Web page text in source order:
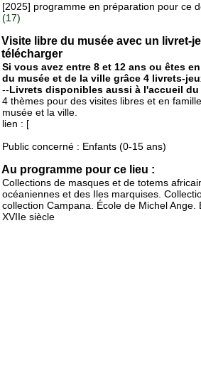
[2025] programme en préparation pour ce
(17)
Visite libre du musée avec un livret-
télécharger
Si vous avez entre 8 et 12 ans ou êtes
du musée et de la ville grâce 4 livrets-
--Livrets disponibles aussi à l'accueil du
4 thèmes pour des visites libres et en
musée et la ville.
lien : [
Public concerné : Enfants (0-15 ans)
Au programme pour ce lieu :
Collections de masques et de totems
océaniennes et des Iles marquises.
collection Campana. École de Michel
XVIIe siècle